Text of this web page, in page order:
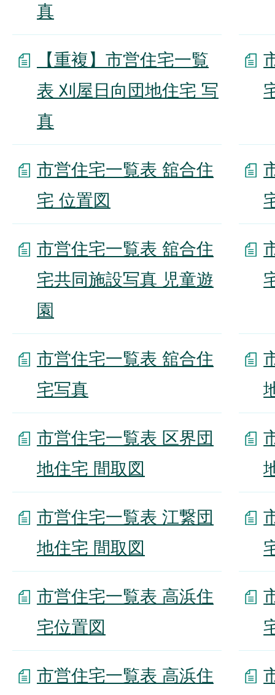
真
【重複】市営住宅一覧
表 刈屋日向団地住宅 写
真
市営住宅一覧表 舘合住
宅 位置図
市営住宅一覧表 舘合住
宅共同施設写真 児童遊
園
市営住宅一覧表 舘合住
宅写真
市営住宅一覧表 区界団
地住宅 間取図
市営住宅一覧表 江繋団
地住宅 間取図
市営住宅一覧表 高浜住
宅位置図
市営住宅一覧表 高浜住